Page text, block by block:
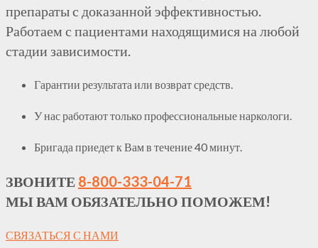
препараты с доказанной эффективностью.
Работаем с пациентами находящимися на любой
стадии зависимости.
Гарантии результата или возврат средств.
У нас работают только профессиональные наркологи.
Бригада приедет к Вам в течение 40 минут.
ЗВОНИТЕ 8-800-333-04-71
МЫ ВАМ ОБЯЗАТЕЛЬНО ПОМОЖЕМ!
СВЯЗАТЬСЯ С НАМИ